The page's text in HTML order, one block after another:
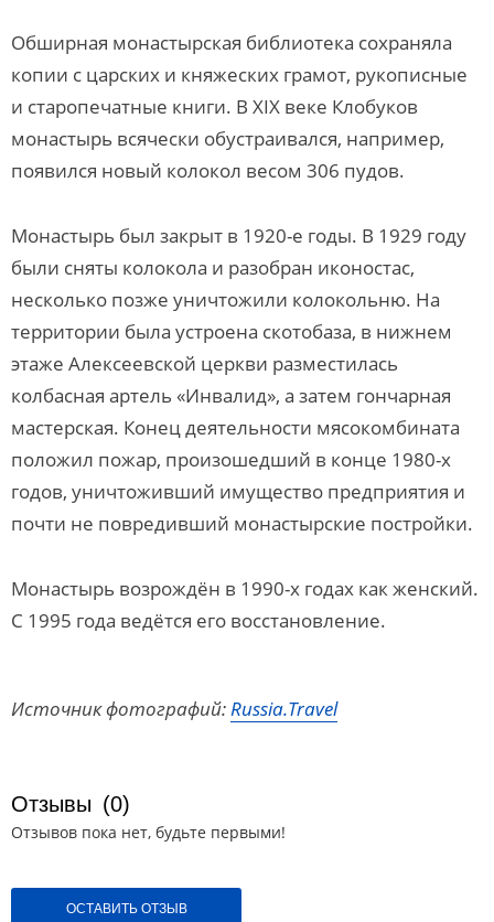
Обширная монастырская библиотека сохраняла
копии с царских и княжеских грамот, рукописные
и старопечатные книги. В XIX веке Клобуков
монастырь всячески обустраивался, например,
появился новый колокол весом 306 пудов.
Монастырь был закрыт в 1920-е годы. В 1929 году
были сняты колокола и разобран иконостас,
несколько позже уничтожили колокольню. На
территории была устроена скотобаза, в нижнем
этаже Алексеевской церкви разместилась
колбасная артель «Инвалид», а затем гончарная
мастерская. Конец деятельности мясокомбината
положил пожар, произошедший в конце 1980-х
годов, уничтоживший имущество предприятия и
почти не повредивший монастырские постройки.
Монастырь возрождён в 1990-х годах как женский.
C 1995 года ведётся его восстановление.
Источник фотографий:Russia.Travel
Отзывы (0)
Отзывов пока нет, будьте первыми!
ОСТАВИТЬ ОТЗЫВ